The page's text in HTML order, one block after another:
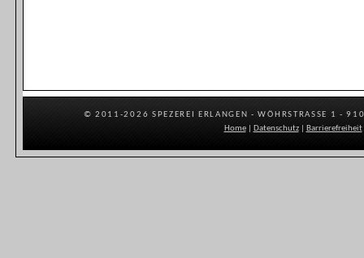
© 2011-2026 SPEZEREI ERLANGEN - WÖHRSTRASSE 1 -
Home| Datenschutz| Barrierefreiheit